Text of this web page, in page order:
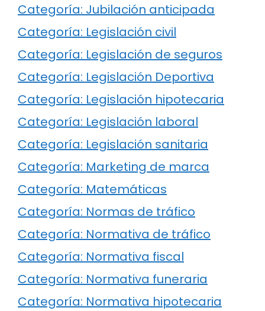
Categoría: Jubilación anticipada
Categoría: Legislación civil
Categoría: Legislación de seguros
Categoría: Legislación Deportiva
Categoría: Legislación hipotecaria
Categoría: Legislación laboral
Categoría: Legislación sanitaria
Categoría: Marketing de marca
Categoría: Matemáticas
Categoría: Normas de tráfico
Categoría: Normativa de tráfico
Categoría: Normativa fiscal
Categoría: Normativa funeraria
Categoría: Normativa hipotecaria